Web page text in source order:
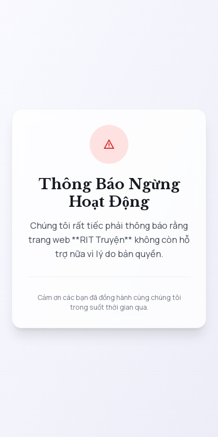
warning
Thông Báo Ngừng
Hoạt Động
Chúng tôi rất tiếc phải thông báo rằng
trang web **RIT Truyện** không còn hỗ
trợ nữa vì lý do bản quyền.
Cảm ơn các bạn đã đồng hành cùng chúng tôi
trong suốt thời gian qua.